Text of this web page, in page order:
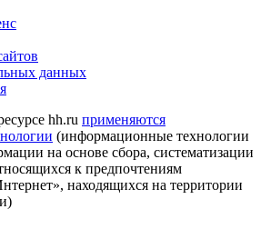
данных
hh.ru применяются
(информационные технологии
на основе сбора, систематизации
к предпочтениям
находящихся на территории